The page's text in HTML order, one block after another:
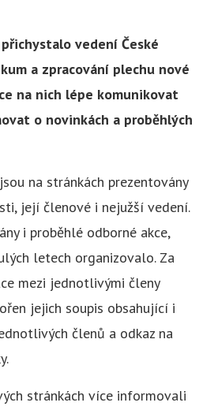
vedení České
a zpracování plechu nové
na nich lépe komunikovat
o novinkách a proběhlých
na stránkách prezentovány
její členové i nejužší vedení.
i proběhlé odborné akce,
letech organizovalo. Za
mezi jednotlivými členy
jejich soupis obsahující i
členů a odkaz na
stránkách více informovali